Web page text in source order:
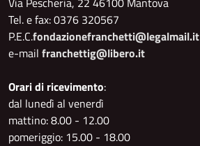
Tel. e fax: 0376 320567
P.E.C.fondazionefranchetti@legalmail.it
e-mail franchettig@libero.it
Orari di ricevimento:
dal lunedì al venerdì
mattino: 8.00 - 12.00
pomeriggio: 15.00 - 18.00